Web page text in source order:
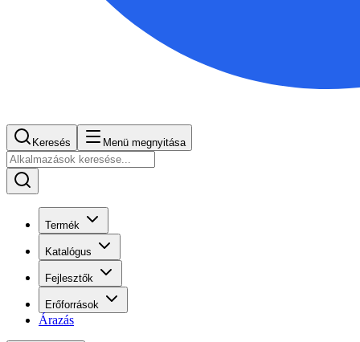
Keresés Menü megnyitása
Termék
Katalógus
Fejlesztők
Erőforrások
Árazás